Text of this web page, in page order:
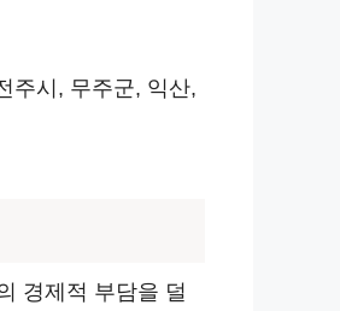
주시, 무주군, 익산,
경제적 부담을 덜